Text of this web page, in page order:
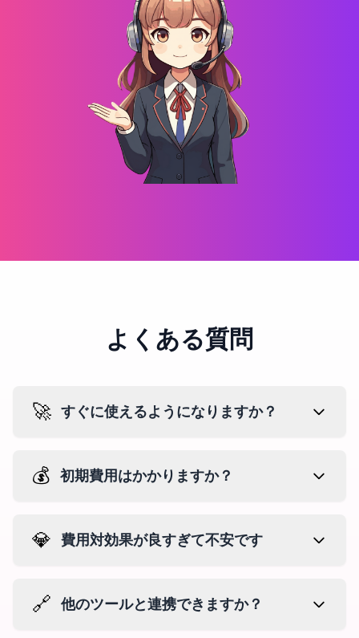
よくある質問
🚀 すぐに使えるようになりますか？
💰 初期費用はかかりますか？
💎 費用対効果が良すぎて不安です
🔗 他のツールと連携できますか？